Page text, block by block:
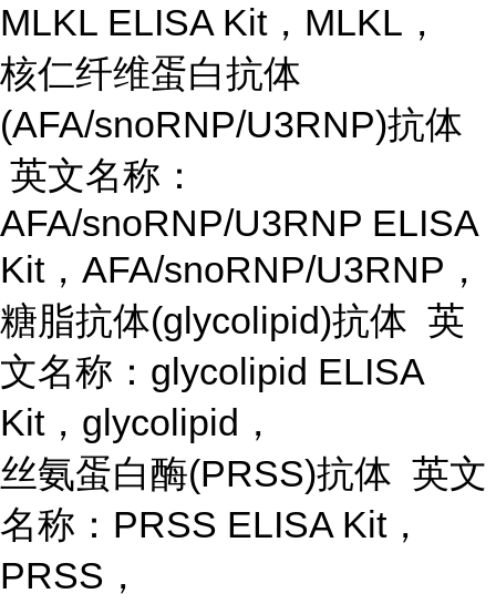
MLKL ELISA Kit，MLKL，
核仁纤维蛋白抗体
(AFA/snoRNP/U3RNP)抗体
英文名称：
AFA/snoRNP/U3RNP ELISA
Kit，AFA/snoRNP/U3RNP，
糖脂抗体(glycolipid)抗体 英
文名称：glycolipid ELISA
Kit，glycolipid，
丝氨蛋白酶(PRSS)抗体 英文
名称：PRSS ELISA Kit，
PRSS，